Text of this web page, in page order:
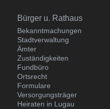
Navigation
überspringen
Bürger u. Rathaus
Bekanntmachungen
Stadtverwaltung
Ämter
Zuständigkeiten
Fundbüro
Ortsrecht
Formulare
Versorgungsträger
Heiraten in Lugau